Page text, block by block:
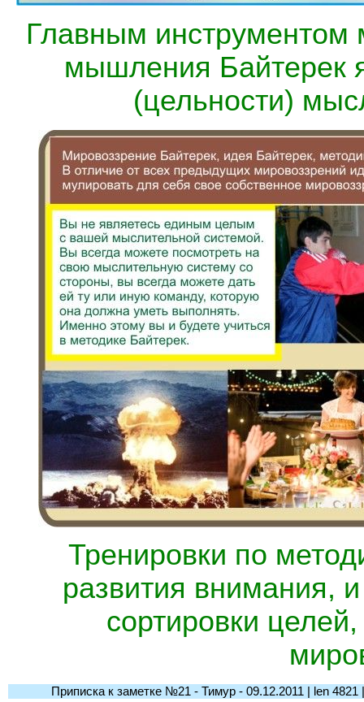
Главным инструментом
мышления Байтерек
(цельности)
Тренировки по
развития внимания,
сортировки
Приписка к заметке №21 - Тимур - 09.12.2011 | len 4821